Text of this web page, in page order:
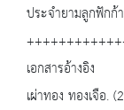
ประจำยามลูกฟักก้
เอกสารอ้างอิง
เผ่าทอง ทองเจือ.